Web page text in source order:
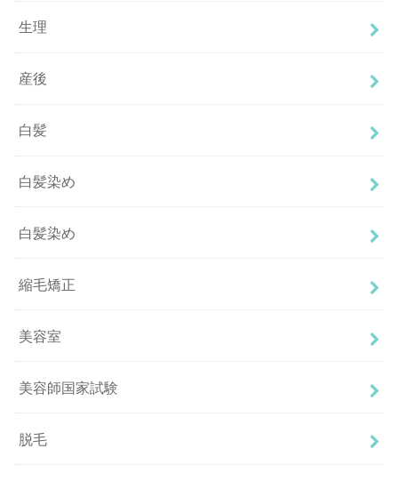
生理
産後
白髪
白髪染め
白髪染め
縮毛矯正
美容室
美容師国家試験
脱毛